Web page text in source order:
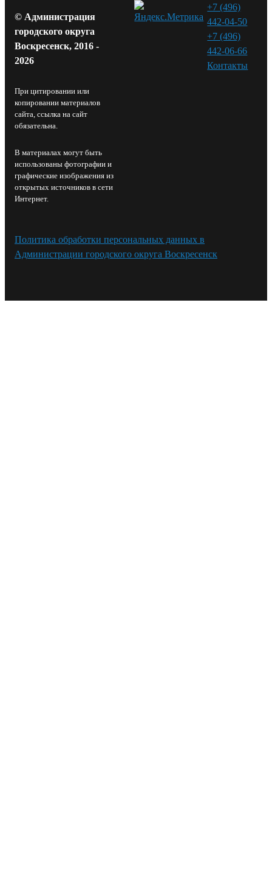
© Администрация
городского округа
Воскресенск, 2016 -
2026
При цитировании или
копировании материалов
сайта, ссылка на сайт
обязательна.
В материалах могут быть
использованы фотографии и
графические изображения из
открытых источников в сети
Интернет.
+7 (496)
442-04-50
+7 (496)
442-06-66
Контакты⁠
Политика обработки персональных данных в
Администрации городского округа Воскресенск